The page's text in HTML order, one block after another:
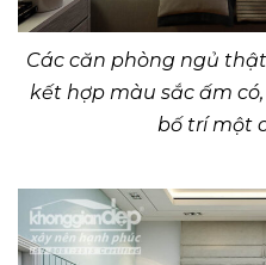
Các căn phòng ngủ
kết hợp màu sắc ấm
bố trí một